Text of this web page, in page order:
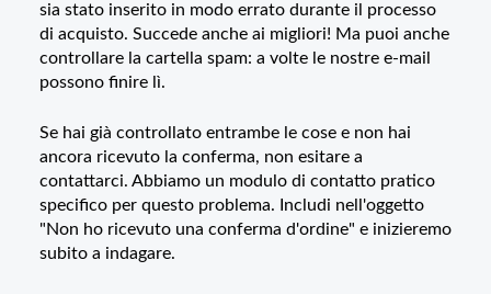
sia stato inserito in modo errato durante il processo
di acquisto. Succede anche ai migliori! Ma puoi anche
controllare la cartella spam: a volte le nostre e-mail
possono finire lì.
Se hai già controllato entrambe le cose e non hai
ancora ricevuto la conferma, non esitare a
contattarci. Abbiamo un modulo di contatto pratico
specifico per questo problema. Includi nell'oggetto
"Non ho ricevuto una conferma d'ordine" e inizieremo
subito a indagare.